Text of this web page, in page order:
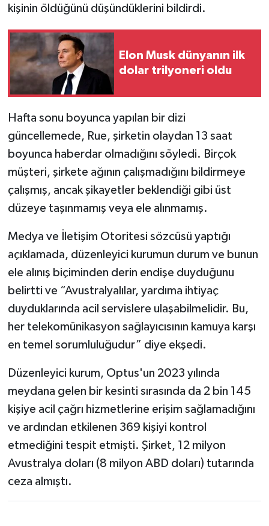
kişinin öldüğünü düşündüklerini bildirdi.
Elon Musk dünyanın ilk
dolar trilyoneri oldu
Hafta sonu boyunca yapılan bir dizi
güncellemede, Rue, şirketin olaydan 13 saat
boyunca haberdar olmadığını söyledi. Birçok
müşteri, şirkete ağının çalışmadığını bildirmeye
çalışmış, ancak şikayetler beklendiği gibi üst
düzeye taşınmamış veya ele alınmamış.
Medya ve İletişim Otoritesi sözcüsü yaptığı
açıklamada, düzenleyici kurumun durum ve bunun
ele alınış biçiminden derin endişe duyduğunu
belirtti ve “Avustralyalılar, yardıma ihtiyaç
duyduklarında acil servislere ulaşabilmelidir. Bu,
her telekomünikasyon sağlayıcısının kamuya karşı
en temel sorumluluğudur” diye ekşedi.
Düzenleyici kurum, Optus'un 2023 yılında
meydana gelen bir kesinti sırasında da 2 bin 145
kişiye acil çağrı hizmetlerine erişim sağlamadığını
ve ardından etkilenen 369 kişiyi kontrol
etmediğini tespit etmişti. Şirket, 12 milyon
Avustralya doları (8 milyon ABD doları) tutarında
ceza almıştı.